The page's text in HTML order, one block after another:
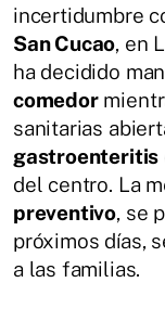
incertidumbre
San Cucao, en
ha decidido
comedor
sanitarias
gastroenteritis
del centro. La
preventivo, se
próximos días,
a las familias.